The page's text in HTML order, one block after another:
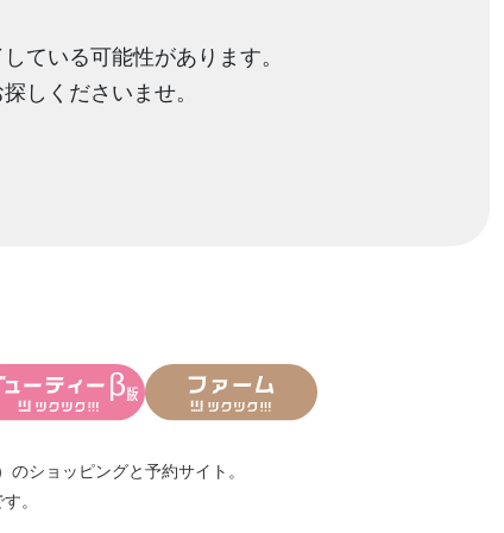
ている可能性があります。
しくださいませ。
のショッピングと予約サイト。
。